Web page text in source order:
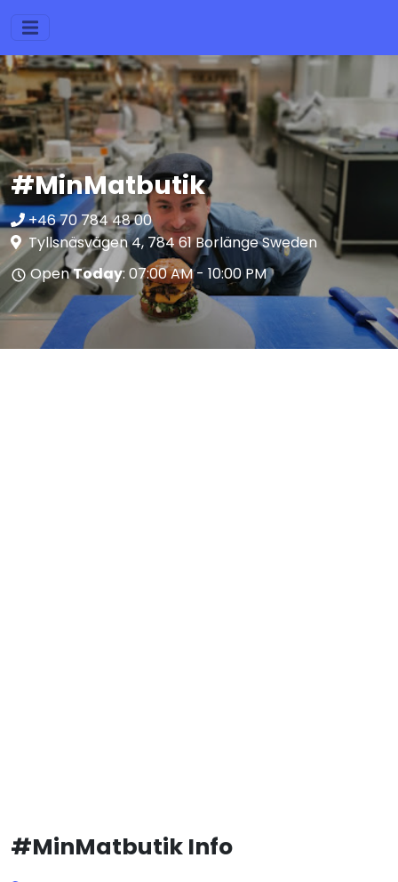
#MinMatbutik
+46 70 784 48 00
Tyllsnäsvägen 4, 784 61 Borlänge Sweden
OpenToday: 07:00 AM - 10:00 PM
#MinMatbutik Info